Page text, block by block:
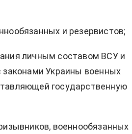
и резервистов;
личным составом ВСУ и
законами Украины военных
государственную
военнообязанных